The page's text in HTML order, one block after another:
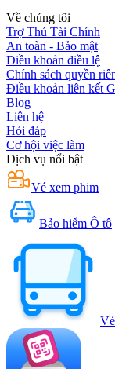
Về chúng tôi
Trợ Thủ Tài Chính
An toàn - Bảo mật
Điều khoản điều lệ
Chính sách quyền
Điều khoản liên kết
Blog
Liên hệ
Hỏi đáp
Cơ hội việc làm
Dịch vụ nổi bật
Vé xem phim
Bảo hiểm Ô tô